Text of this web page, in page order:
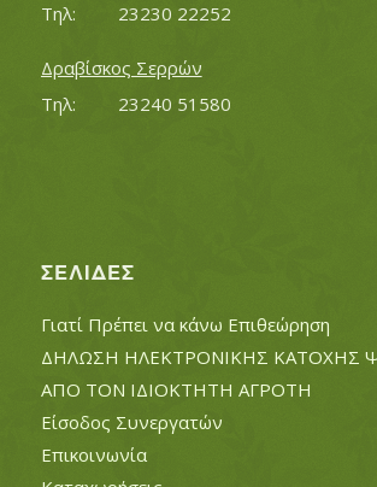
Τηλ:		23230 22252
Δραβίσκος Σερρών
Τηλ:		23240 51580
ΣΕΛΊΔΕΣ
Γιατί Πρέπει να κάνω Επιθεώρηση
ΔΗΛΩΣΗ ΗΛΕΚΤΡΟΝΙΚΗΣ ΚΑΤΟΧΗΣ
ΑΠΟ ΤΟΝ ΙΔΙΟΚΤΗΤΗ ΑΓΡΟΤΗ
Είσοδος Συνεργατών
Επικοινωνία